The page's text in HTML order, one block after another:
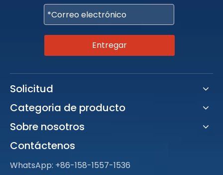
Entregar
Solicitud
Categoria de producto
Sobre nosotros
Contáctenos
WhatsApp: +86-158-1557-1536